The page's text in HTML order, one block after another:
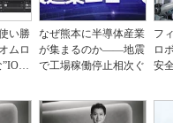
い勝
ムロ
L
なぜ熊本に半導体産業
が集まるのか――地震
で工場稼働停止相次ぐ
フ
ロ
安